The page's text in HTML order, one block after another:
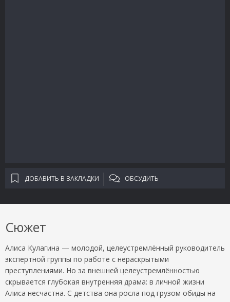
ДОБАВИТЬ В ЗАКЛАДКИ ОБСУДИТЬ
Сюжет
Алиса Кулагина — молодой, целеустремлённый руководитель
экспертной группы по работе с нераскрытыми
преступлениями. Но за внешней целеустремлённостью
скрывается глубокая внутренняя драма: в личной жизни
Алиса несчастна. С детства она росла под грузом обиды на